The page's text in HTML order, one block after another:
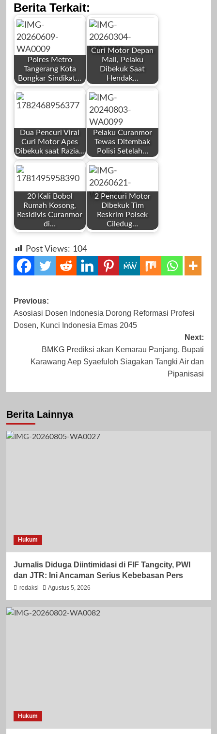
Berita Terkait:
Polres Metro
Tangerang Kota
Bongkar Sindikat…
by
Redaksi
Juni 9, 2026
Curi Motor Depan
Mall, Pelaku
Dibekuk Saat
Hendak…
by
Redaksi
Maret 4, 2026
Dua Pencuri Viral
Curi Motor Apes
Dibekuk saat Razia…
by
Redaksi
Juni 26, 2026
Pelaku Curanmor
Tewas Ditembak
Polisi Setelah…
by
Redaksi
20 Kali Bobol
Rumah Kosong,
Residivis Curanmor
di…
Redaksi
Juni 15, 2026
2 Pencuri Motor
Dibekuk Tim
Reskrim Polsek
Ciledug…
Redaksi
Juni 21, 2026
Post Views: 104
Post
navigation
Previous:
Asosiasi Dosen Indonesia Dorong Reformasi Profesi
Dosen, Kunci Indonesia Emas 2045
Next:
BMKG Prediksi akan Kemarau Panjang, Bupati
Karawang Aep Syaefuloh Siagakan Tangki Air dan
Pipanisasi
Berita Lainnya
Hukum
Jurnalis Diduga Diintimidasi di FIF Tangcity, PWI
dan JTR: Ini Ancaman Serius Kebebasan Pers
redaksi Agustus 5, 2026
Hukum